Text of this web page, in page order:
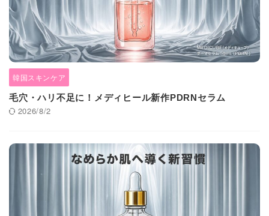
韓国スキンケア
毛穴・ハリ不足に！メディヒール新作PDRNセラム
2026/8/2